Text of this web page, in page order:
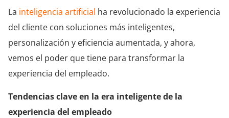
La inteligencia artificial ha revolucionado la experiencia
del cliente con soluciones más inteligentes,
personalización y eficiencia aumentada, y ahora,
vemos el poder que tiene para transformar la
experiencia del empleado.
Tendencias clave en la era inteligente de la
experiencia del empleado